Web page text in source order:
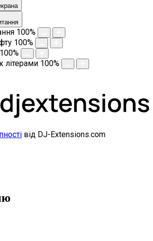
100%
100%
100%
літерами 100%
від DJ-Extensions.com